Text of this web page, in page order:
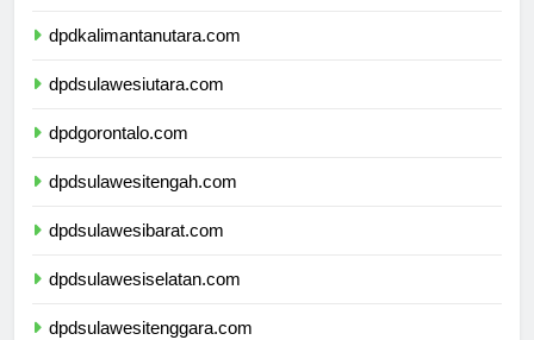
dpdkalimantanutara.com
dpdsulawesiutara.com
dpdgorontalo.com
dpdsulawesitengah.com
dpdsulawesibarat.com
dpdsulawesiselatan.com
dpdsulawesitenggara.com